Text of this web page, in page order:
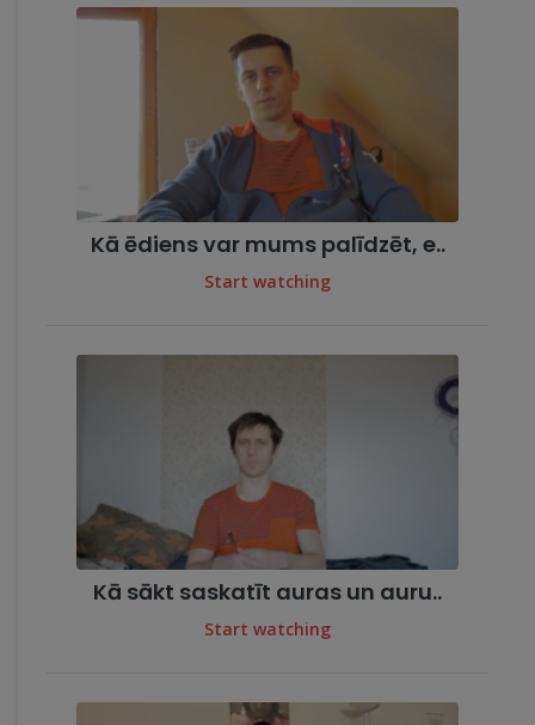
Kā ēdiens var mums palīdzēt, e..
Start watching
Kā sākt saskatīt auras un auru..
Start watching